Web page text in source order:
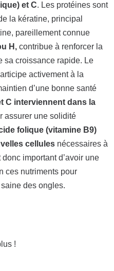
et C. Les protéines sont
la kératine, principal
pareillement connue
H, contribue à renforcer la
sa croissance rapide. Le
activement à la
d’une bonne santé
C interviennent dans la
assurer une solidité
folique (vitamine B9)
cellules nécessaires à
important d’avoir une
ces nutriments pour
des ongles.
!